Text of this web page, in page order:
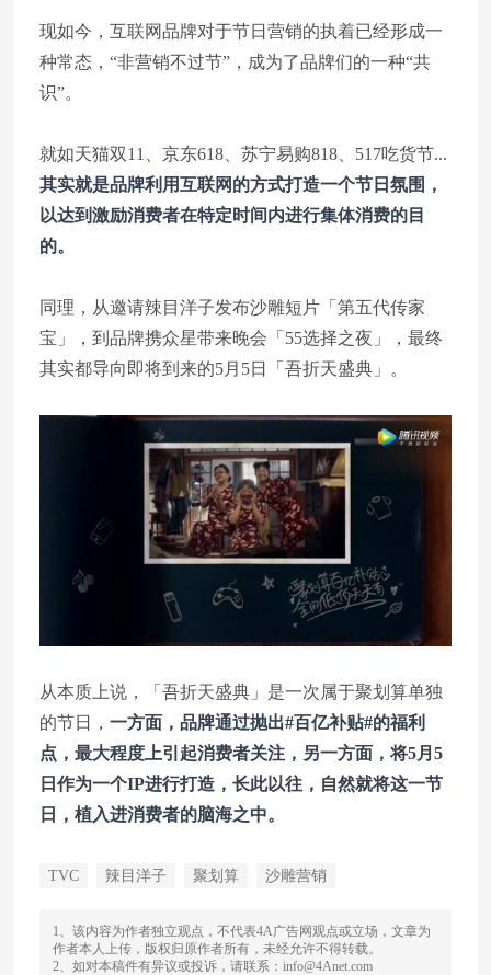
现如今，互联网品牌对于节日营销的执着已经形成一
种常态，“非营销不过节”，成为了品牌们的一种“共
识”。
就如天猫双11、京东618、苏宁易购818、517吃货节...
其实就是品牌利用互联网的方式打造一个节日氛围，
以达到激励消费者在特定时间内进行集体消费的目
的。
同理，从邀请辣目洋子发布沙雕短片「第五代传家
宝」，到品牌携众星带来晚会「55选择之夜」，最终
其实都导向即将到来的5月5日「吾折天盛典」。
从本质上说，「吾折天盛典」是一次属于聚划算单独
的节日， 一方面，品牌通过抛出#百亿补贴#的福利
点，最大程度上引起消费者关注，另一方面，将5月5
日作为一个IP进行打造，长此以往，自然就将这一节
日，植入进消费者的脑海之中。
TVC 辣目洋子 聚划算 沙雕营销
1、该内容为作者独立观点，不代表4A广告网观点或立场，文章为
作者本人上传，版权归原作者所有，未经允许不得转载。
2、如对本稿件有异议或投诉，请联系：info@4Anet.com